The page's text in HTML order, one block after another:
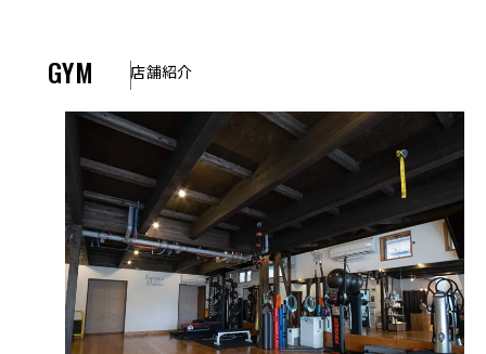
GYM 店舗紹介